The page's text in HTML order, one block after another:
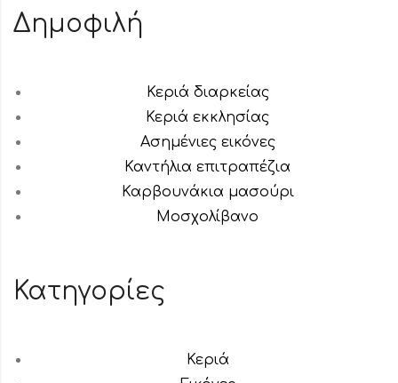
Δημοφιλή
Κεριά διαρκείας
Κεριά εκκλησίας
Ασημένιες εικόνες
Καντήλια επιτραπέζια
Καρβουνάκια μασούρι
Μοσχολίβανο
Κατηγορίες
Κεριά